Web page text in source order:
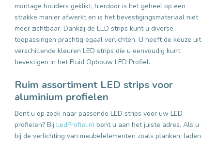
montage houders geklikt, hierdoor is het geheel op een
strakke manier afwerkt en is het bevestigingsmateriaal niet
meer zichtbaar. Dankzij de LED strips kunt u diverse
toepassingen prachtig egaal verlichten. U heeft de keuze uit
verschillende kleuren LED strips die u eenvoudig kunt
bevestigen in het Fluid Opbouw LED Profiel.
Ruim assortiment LED strips voor
aluminium profielen
Bent u op zoek naar passende LED strips voor uw LED
profielen? Bij LedProfiel.nl bent u aan het juiste adres. Als u
bij de verlichting van meubelelementen zoals planken, laden